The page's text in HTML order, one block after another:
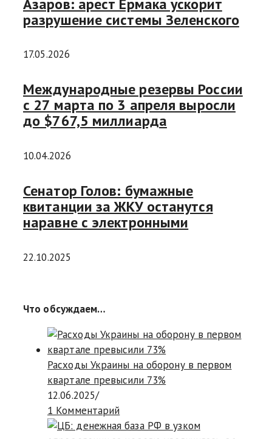
разрушение системы Зеленского
17.05.2026
Международные резервы России
с 27 марта по 3 апреля выросли
до $767,5 миллиарда
10.04.2026
Сенатор Голов: бумажные
квитанции за ЖКУ останутся
наравне с электронными
22.10.2025
Что обсуждаем…
Расходы Украины на оборону в первом
квартале превысили 73%
12.06.2025/
1 Комментарий